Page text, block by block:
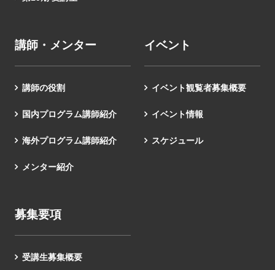
講師・メンター
講師の役割
国内プログラム講師紹介
海外プログラム講師紹介
メンター紹介
イベント
イベント観覧者募集概要
イベント情報
スケジュール
募集要項
受講生募集概要